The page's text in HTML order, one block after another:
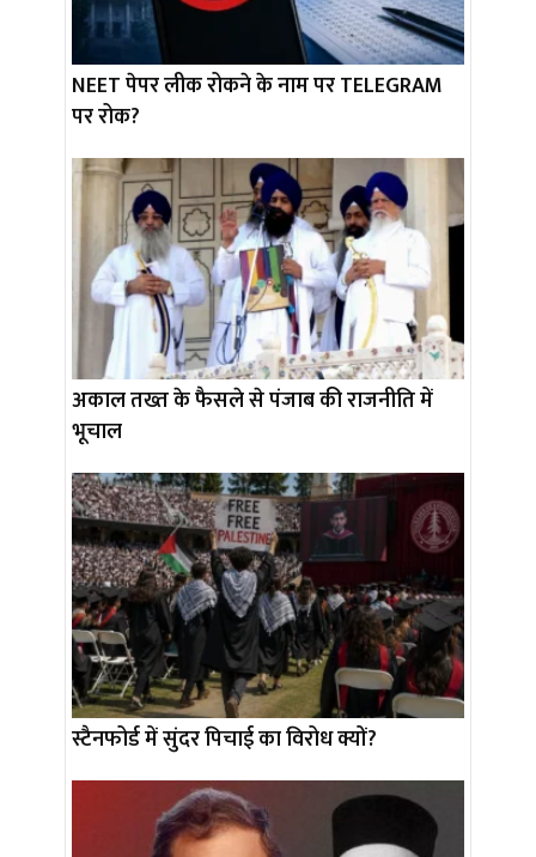
NEET पेपर लीक रोकने के नाम पर TELEGRAM
पर रोक?
अकाल तख्त के फैसले से पंजाब की राजनीति में
भूचाल
स्टैनफोर्ड में सुंदर पिचाई का विरोध क्यों?